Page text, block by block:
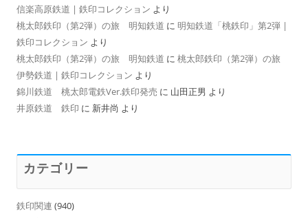
信楽高原鉄道 | 鉄印コレクション より
桃太郎鉄印（第2弾）の旅 明知鉄道 に 明知鉄道「桃鉄印」第2弾 |
鉄印コレクション より
桃太郎鉄印（第2弾）の旅 明知鉄道 に 桃太郎鉄印（第2弾）の旅
伊勢鉄道 | 鉄印コレクション より
錦川鉄道 桃太郎電鉄Ver.鉄印発売 に 山田正男 より
井原鉄道 鉄印 に 新井尚 より
カテゴリー
鉄印関連 (940)